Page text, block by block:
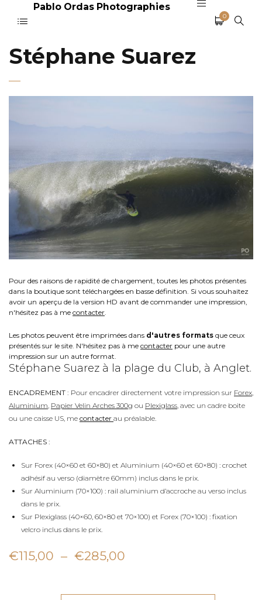
Pablo Ordas Photographies
0
Stéphane Suarez
Pour des raisons de rapidité de chargement, toutes les photos présentes
dans la boutique sont téléchargées en basse définition. Si vous souhaitez
avoir un aperçu de la version HD avant de commander une impression,
n'hésitez pas à me contacter
Les photos peuvent être imprimées dans d'autres formats que ceux
présentés sur le site. N'hésitez pas à me contacter pour une autre
impression sur un autre format.
Stéphane Suarez à la plage du Club, à Anglet.
ENCADREMENT : Pour encadrer directement votre impression sur Forex
Aluminium Papier Velin Arches 300g ou Plexiglass , avec un cadre boite
ou une caisse US, me contacter au préalable.
ATTACHES :
Sur Forex (40×60 et 60×80) et Aluminium (40×60 et 60×80) : crochet
adhésif au verso (diamètre 60mm) inclus dans le prix.
Sur Aluminium (70×100) : rail aluminium d’accroche au verso inclus
dans le prix.
Sur Plexiglass (40×60, 60×80 et 70×100) et Forex (70×100) : fixation
velcro inclus dans le prix.
€115,00 – €285,00
prix :